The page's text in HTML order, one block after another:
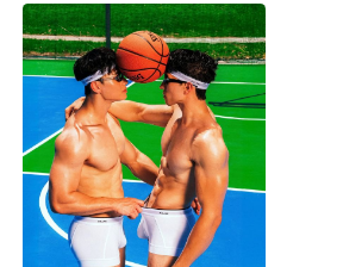
0 欢迎来到芭比世界！ ​​​
王子部落·官方号